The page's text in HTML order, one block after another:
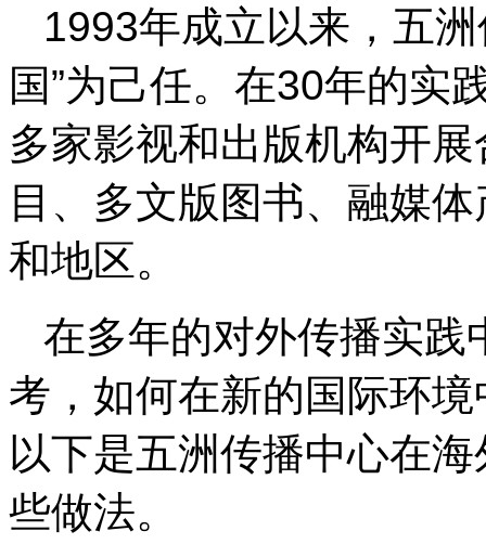
1993年成立以来，五
国”为己任。在30年的实
多家影视和出版机构开
目、多文版图书、融媒
和地区。
在多年的对外传播实践
考，如何在新的国际环
以下是五洲传播中心在
些做法。